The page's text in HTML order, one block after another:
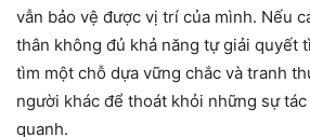
vẫn bảo vệ được vị trí của mình. Nếu
thân không đủ khả năng tự giải quyết
tìm một chỗ dựa vững chắc và tranh
người khác để thoát khỏi những sự
quanh.